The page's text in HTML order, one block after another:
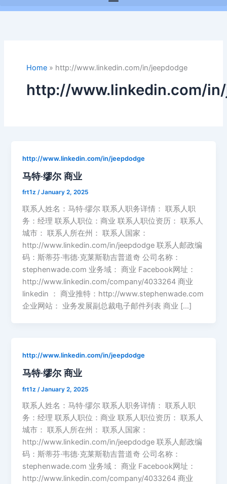
Home» http://www.linkedin.com/in/jeepdodge
http://www.linkedin.com/
http://www.linkedin.com/in/jeepdodge
马特·缪尔 商业
frt1z/January 2, 2025
联系人姓名：马特·缪尔 联系人职务详情： 联系人职
务：经理 联系人职位：商业 联系人职位资历： 联系人
城市： 联系人所在州： 联系人国家：
http://www.linkedin.com/in/jeepdodge 联系人邮政编
码：斯蒂芬·韦德·克莱斯勒吉普道奇 公司名称：
stephenwade.com 业务域： 商业 Facebook网址：
http://www.linkedin.com/company/4033264 商业
linkedin ： 商业推特：http://www.stephenwade.com
企业网站： 业务发展副总裁电子邮件列表 商业 […]
http://www.linkedin.com/in/jeepdodge
马特·缪尔 商业
frt1z /January 2, 2025
联系人姓名：马特·缪尔 联系人职务详情： 联系人职
务：经理 联系人职位：商业 联系人职位资历： 联系人
城市： 联系人所在州： 联系人国家：
http://www.linkedin.com/in/jeepdodge 联系人邮政编
码：斯蒂芬·韦德·克莱斯勒吉普道奇 公司名称：
stephenwade.com 业务域： 商业 Facebook网址：
http://www.linkedin.com/company/4033264 商业